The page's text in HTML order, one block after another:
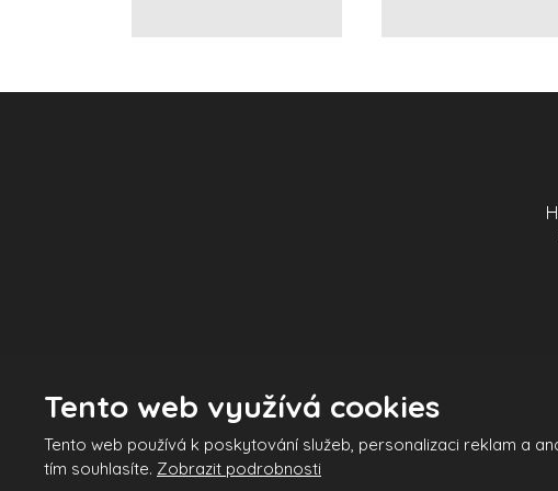
© 2026 INTRATECH družstvo - všechna práva vyhrazena
Tento web je chráněn pomocí Google
VytvořilaeBRÁNA
Tento web využívá cookies
Tento web používá k poskytování služeb, personalizaci reklam a
tím souhlasíte. Zobrazit podrobnosti